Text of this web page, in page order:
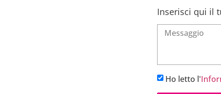
Inserisci qui il
Ho letto l'